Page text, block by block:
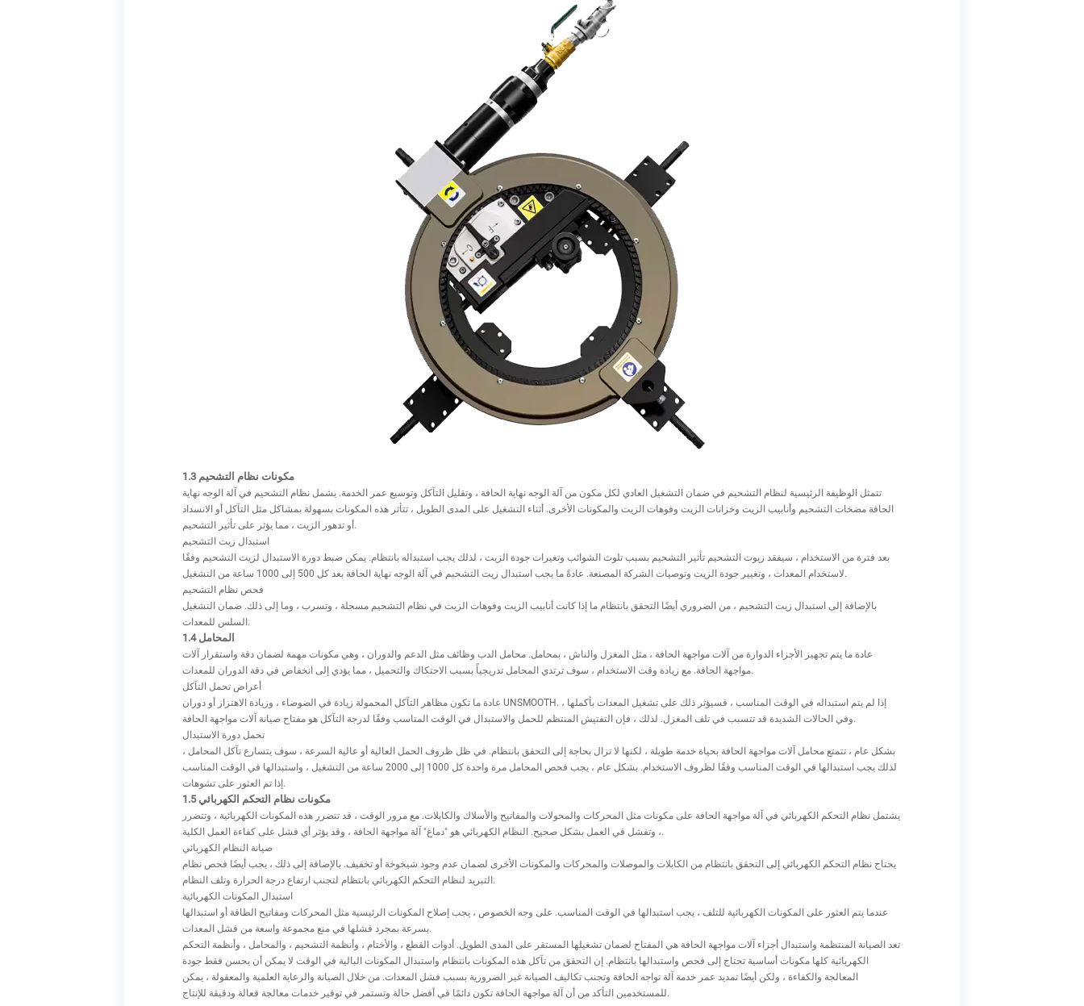
1.3 مكونات نظام التشحيم
تتمثل الوظيفة الرئيسية لنظام التشحيم في ضمان التشغيل العادي لكل مكون من آلة الوجه نهاية الحافة ، وتقليل التآكل وتوسيع عمر الخدمة. يشمل نظام التشحيم في آلة الوجه نهاية
الحافة مضخات التشحيم وأنابيب الزيت وخزانات الزيت وفوهات الزيت والمكونات الأخرى. أثناء التشغيل على المدى الطويل ، تتأثر هذه المكونات بسهولة بمشاكل مثل التآكل أو الانسداد
أو تدهور الزيت ، مما يؤثر على تأثير التشحيم.
استبدال زيت التشحيم
بعد فترة من الاستخدام ، سيفقد زيوت التشحيم تأثير التشحيم بسبب تلوث الشوائب وتغيرات جودة الزيت ، لذلك يجب استبداله بانتظام. يمكن ضبط دورة الاستبدال لزيت التشحيم وفقًا
لاستخدام المعدات ، وتغيير جودة الزيت وتوصيات الشركة المصنعة. عادةً ما يجب استبدال زيت التشحيم في آلة الوجه نهاية الحافة بعد كل 500 إلى 1000 ساعة من التشغيل.
فحص نظام التشحيم
بالإضافة إلى استبدال زيت التشحيم ، من الضروري أيضًا التحقق بانتظام ما إذا كانت أنابيب الزيت وفوهات الزيت في نظام التشحيم مسجلة ، وتسرب ، وما إلى ذلك. ضمان التشغيل
السلس للمعدات.
1.4 المحامل
عادة ما يتم تجهيز الأجزاء الدوارة من آلات مواجهة الحافة ، مثل المغزل والناش ، بمحامل. محامل الدب وظائف مثل الدعم والدوران ، وهي مكونات مهمة لضمان دقة واستقرار آلات
مواجهة الحافة. مع زيادة وقت الاستخدام ، سوف ترتدي المحامل تدريجياً بسبب الاحتكاك والتحميل ، مما يؤدي إلى انخفاض في دقة الدوران للمعدات.
أعراض تحمل التآكل
عادة ما تكون مظاهر التآكل المحمولة زيادة في الضوضاء ، وزيادة الاهتزاز أو دوران UNSMOOTH. إذا لم يتم استبداله في الوقت المناسب ، فسيؤثر ذلك على تشغيل المعدات بأكملها ،
وفي الحالات الشديدة قد تتسبب في تلف المغزل. لذلك ، فإن التفتيش المنتظم للحمل والاستبدال في الوقت المناسب وفقًا لدرجة التآكل هو مفتاح صيانة آلات مواجهة الحافة.
تحمل دورة الاستبدال
بشكل عام ، تتمتع محامل آلات مواجهة الحافة بحياة خدمة طويلة ، لكنها لا تزال بحاجة إلى التحقق بانتظام. في ظل ظروف الحمل العالية أو عالية السرعة ، سوف يتسارع تآكل المحامل ،
لذلك يجب استبدالها في الوقت المناسب وفقًا لظروف الاستخدام. بشكل عام ، يجب فحص المحامل مرة واحدة كل 1000 إلى 2000 ساعة من التشغيل ، واستبدالها في الوقت المناسب
إذا تم العثور على تشوهات.
1.5 مكونات نظام التحكم الكهربائي
يشتمل نظام التحكم الكهربائي في آلة مواجهة الحافة على مكونات مثل المحركات والمحولات والمفاتيح والأسلاك والكابلات. مع مرور الوقت ، قد تتضرر هذه المكونات الكهربائية ، وتتضرر
، وتفشل في العمل بشكل صحيح. النظام الكهربائي هو "دماغ" آلة مواجهة الحافة ، وقد يؤثر أي فشل على كفاءة العمل الكلية.
صيانة النظام الكهربائي
يحتاج نظام التحكم الكهربائي إلى التحقق بانتظام من الكابلات والموصلات والمحركات والمكونات الأخرى لضمان عدم وجود شيخوخة أو تخفيف. بالإضافة إلى ذلك ، يجب أيضًا فحص نظام
التبريد لنظام التحكم الكهربائي بانتظام لتجنب ارتفاع درجة الحرارة وتلف النظام.
استبدال المكونات الكهربائية
عندما يتم العثور على المكونات الكهربائية للتلف ، يجب استبدالها في الوقت المناسب. على وجه الخصوص ، يجب إصلاح المكونات الرئيسية مثل المحركات ومفاتيح الطاقة أو استبدالها
بسرعة بمجرد فشلها في منع مجموعة واسعة من فشل المعدات.
تعد الصيانة المنتظمة واستبدال أجزاء آلات مواجهة الحافة هي المفتاح لضمان تشغيلها المستقر على المدى الطويل. أدوات القطع ، والأختام ، وأنظمة التشحيم ، والمحامل ، وأنظمة التحكم
الكهربائية كلها مكونات أساسية تحتاج إلى فحص واستبدالها بانتظام. إن التحقق من تآكل هذه المكونات بانتظام واستبدال المكونات البالية في الوقت لا يمكن أن يحسن فقط جودة
المعالجة والكفاءة ، ولكن أيضًا تمديد عمر خدمة آلة تواجه الحافة وتجنب تكاليف الصيانة غير الضرورية بسبب فشل المعدات. من خلال الصيانة والرعاية العلمية والمعقولة ، يمكن
للمستخدمين التأكد من أن آلة مواجهة الحافة تكون دائمًا في أفضل حالة وتستمر في توفير خدمات معالجة فعالة ودقيقة للإنتاج.